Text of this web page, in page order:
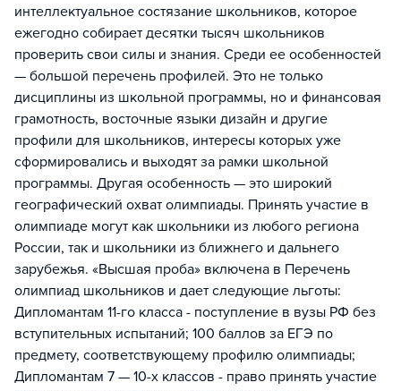
интеллектуальное состязание школьников, которое
ежегодно собирает десятки тысяч школьников
проверить свои силы и знания. Среди ее особенностей
— большой перечень профилей. Это не только
дисциплины из школьной программы, но и финансовая
грамотность, восточные языки дизайн и другие
профили для школьников, интересы которых уже
сформировались и выходят за рамки школьной
программы. Другая особенность — это широкий
географический охват олимпиады. Принять участие в
олимпиаде могут как школьники из любого региона
России, так и школьники из ближнего и дальнего
зарубежья. «Высшая проба» включена в Перечень
олимпиад школьников и дает следующие льготы:
Дипломантам 11-го класса - поступление в вузы РФ без
вступительных испытаний; 100 баллов за ЕГЭ по
предмету, соответствующему профилю олимпиады;
Дипломантам 7 — 10-х классов - право принять участие